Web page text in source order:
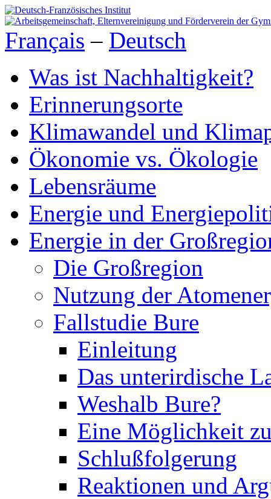
Français – Deutsch
Was ist Nachhaltigkeit?
Erinnerungsorte
Klimawandel und
Ökonomie vs. Ökologie
Lebensräume
Energie und
Energie in der
Die Großregion
Nutzung der
Fallstudie Bure
Einleitung
Das unterirdische
Weshalb Bure?
Eine Möglichkeit
Schlußfolgerung
Reaktionen und